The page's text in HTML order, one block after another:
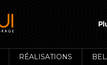
RÉALISATIONS